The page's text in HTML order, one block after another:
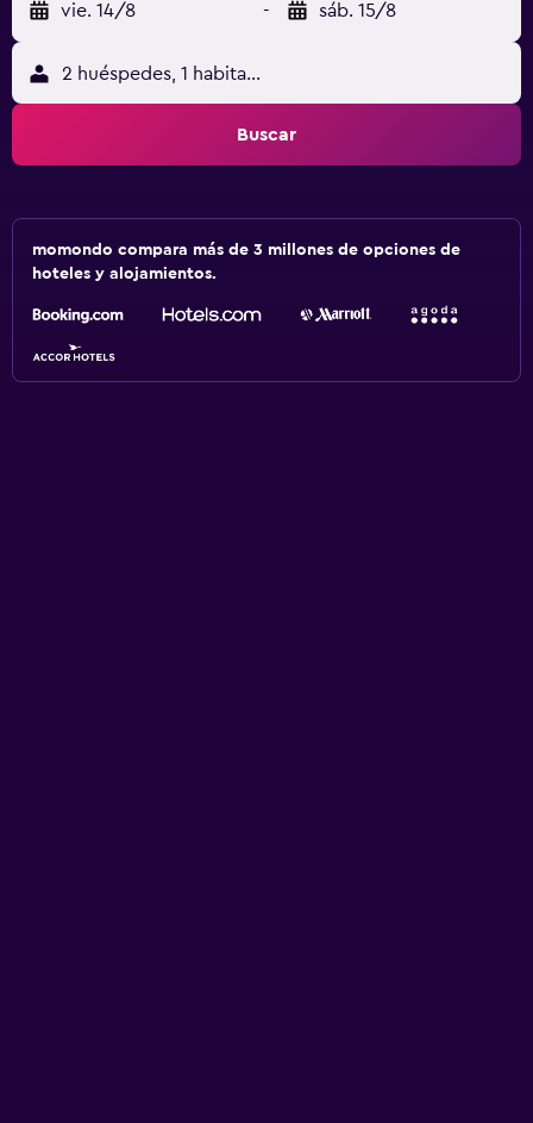
vie. 14/8 - sáb. 15/8
2 huéspedes, 1 habitación
Buscar
momondo compara más de 3 millones de opciones de
hoteles y alojamientos.